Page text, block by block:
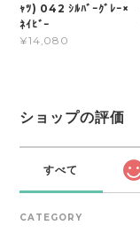
ｬﾂ) 042 ｼﾙﾊﾞｰｸﾞﾚｰ×
ﾈｲﾋﾞｰ
¥14,080
ショップの評価
すべて
CATEGORY